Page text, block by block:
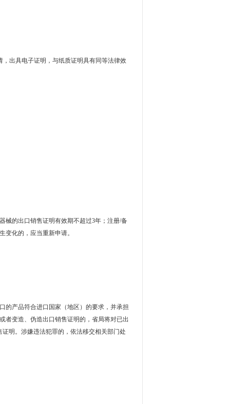
出具电子证明，与纸质证明具有同等法律效
械的出口销售证明有效期不超过3年；注册/备
变化的，应当重新申请。
的产品符合进口国家（地区）的要求，并承担
者变造、伪造出口销售证明的，省局将对已出
明。涉嫌违法犯罪的，依法移交相关部门处